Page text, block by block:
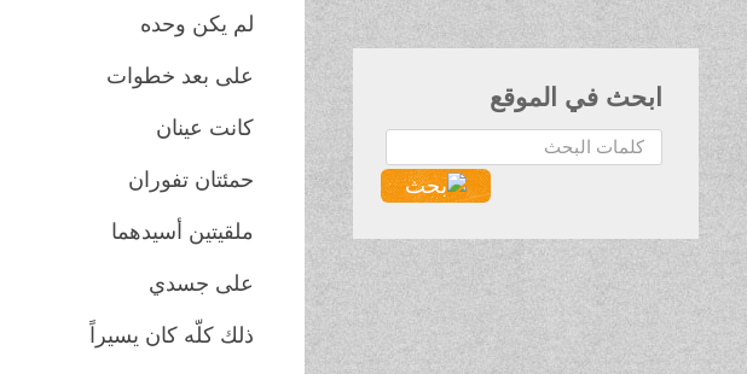
ابحث في الموقع
البحث...
لم يكن وحده
على بعد خطوات
كانت عينان
حمئتان تفوران
ملقيتين أسيدهما
على جسدي
ذلك كلّه كان يسيراً